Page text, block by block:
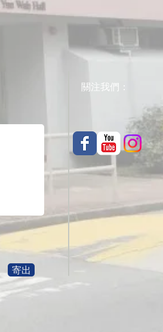
寄出
關注我們：